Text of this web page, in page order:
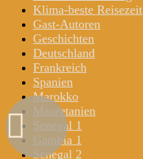
Klima-beste Reisezeit
Gast-Autoren
Geschichten
Deutschland
Frankreich
Spanien
Marokko
Mauretanien
Senegal 1
Gambia 1
Senegal 2